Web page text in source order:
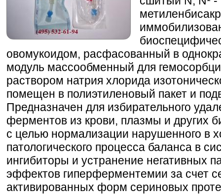
овомукоидом, расфасованный в
модуль массообменный для
раствором натрия хлорида
помещен в полиэтиленовый пакет и
Предназначен для избирательного
ферментов из крови, плазмы и других
с целью нормализации нарушенного в
патологического процесса баланса в
ингибиторы и устранение негативных
эффектов гиперферментемии за счет
активированных форм сериновых